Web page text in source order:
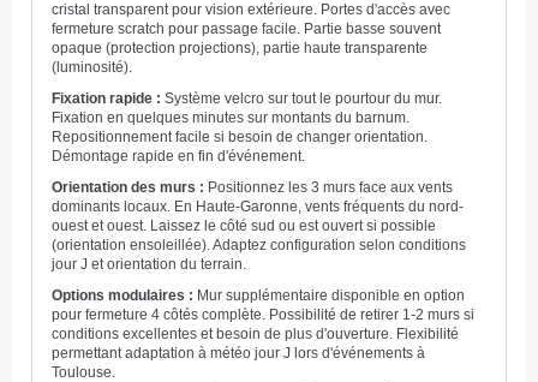
cristal transparent pour vision extérieure. Portes d'accès avec
fermeture scratch pour passage facile. Partie basse souvent
opaque (protection projections), partie haute transparente
(luminosité).
Fixation rapide : Système velcro sur tout le pourtour du mur.
Fixation en quelques minutes sur montants du barnum.
Repositionnement facile si besoin de changer orientation.
Démontage rapide en fin d'événement.
Orientation des murs : Positionnez les 3 murs face aux vents
dominants locaux. En Haute-Garonne, vents fréquents du nord-
ouest et ouest. Laissez le côté sud ou est ouvert si possible
(orientation ensoleillée). Adaptez configuration selon conditions
jour J et orientation du terrain.
Options modulaires : Mur supplémentaire disponible en option
pour fermeture 4 côtés complète. Possibilité de retirer 1-2 murs si
conditions excellentes et besoin de plus d'ouverture. Flexibilité
permettant adaptation à météo jour J lors d'événements à
Toulouse.